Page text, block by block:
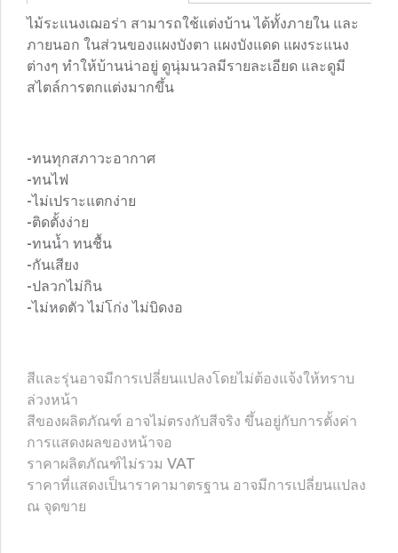
ไม้ระแนงเฌอร่า สามารถใช้แต่งบ้าน ได้ทั้งภายใน และ
ภายนอก ในส่วนของแผงบังตา แผงบังแดด แผงระแนง
ต่างๆ ทำให้บ้านน่าอยู่ ดูนุ่มนวลมีรายละเอียด และดูมี
สไตล์การตกแต่งมากขึ้น
-ทนทุกสภาวะอากาศ
-ทนไฟ
-ไม่เปราะแตกง่าย
-ติดตั้งง่าย
-ทนน้ำ ทนชื้น
-กันเสียง
-ปลวกไม่กิน
-ไม่หดตัว ไม่โก่ง ไม่บิดงอ
สีและรุ่นอาจมีการเปลี่ยนแปลงโดยไม่ต้องแจ้งให้ทราบ
ล่วงหน้า
สีของผลิตภัณฑ์ อาจไม่ตรงกับสีจริง ขึ้นอยู่กับการตั้งค่า
การแสดงผลของหน้าจอ
ราคาผลิตภัณฑ์ไม่รวม VAT
ราคาที่แสดงเป็นาราคามาตรฐาน อาจมีการเปลี่ยนแปลง
ณ จุดขาย